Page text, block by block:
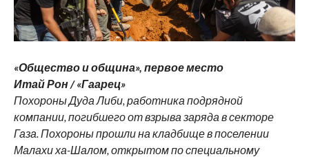
«Общество и община», первое место
Итай Рон / «Гаарец»
Похороны Дуда Либи, работника подрядной
компании, погибшего от взрыва заряда в секторе
Газа. Похороны прошли на кладбище в поселении
Малахи ха-Шалом, открытом по специальному